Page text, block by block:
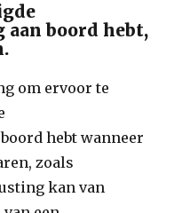
boord hebt,
om ervoor te
hebt wanneer
zoals
kan van